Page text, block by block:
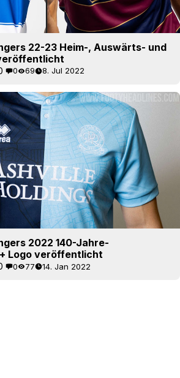
22-23 Heim-, Auswärts- und
0 69 8. Jul 2022
2022 140-Jahre-
Logo veröffentlicht
0 77 14. Jan 2022